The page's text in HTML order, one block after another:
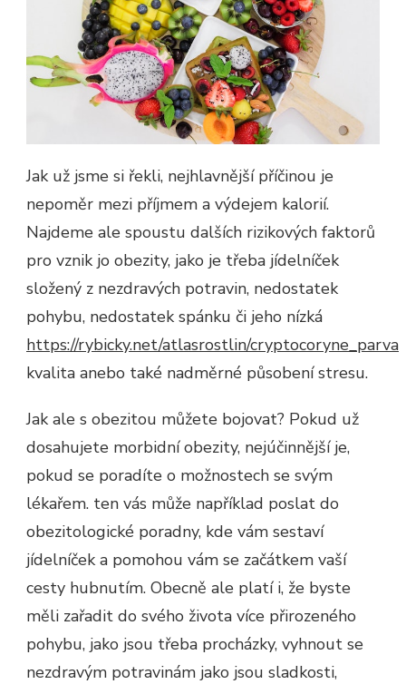
Jak už jsme si řekli, nejhlavnější příčinou je
nepoměr mezi příjmem a výdejem kalorií.
Najdeme ale spoustu dalších rizikových faktorů
pro vznik jo obezity, jako je třeba jídelníček
složený z nezdravých potravin, nedostatek
pohybu, nedostatek spánku či jeho nízká
https://rybicky.net/atlasrostlin/cryptocoryne_parva
kvalita anebo také nadměrné působení stresu.
Jak ale s obezitou můžete bojovat? Pokud už
dosahujete morbidní obezity, nejúčinnější je,
pokud se poradíte o možnostech se svým
lékařem. ten vás může například poslat do
obezitologické poradny, kde vám sestaví
jídelníček a pomohou vám se začátkem vaší
cesty hubnutím. Obecně ale platí i, že byste
měli zařadit do svého života více přirozeného
pohybu, jako jsou třeba procházky, vyhnout se
nezdravým potravinám jako jsou sladkosti,